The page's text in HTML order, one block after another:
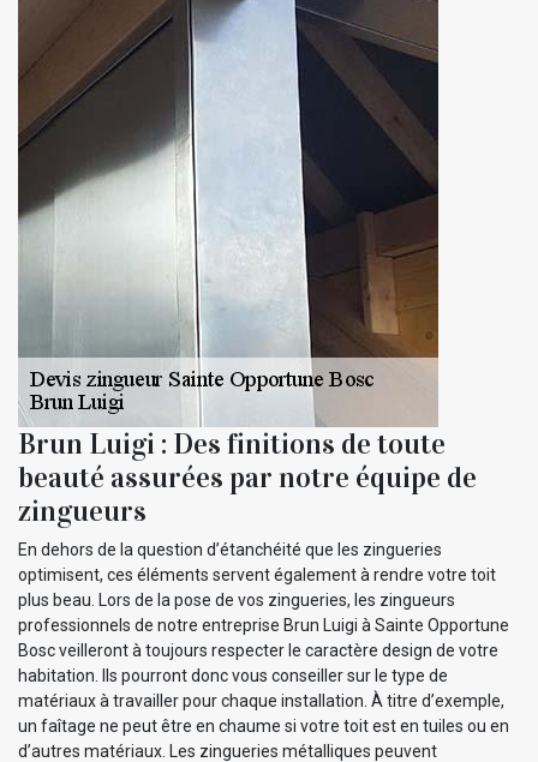
Brun Luigi : Des finitions de toute
beauté assurées par notre équipe de
zingueurs
En dehors de la question d’étanchéité que les zingueries
optimisent, ces éléments servent également à rendre votre toit
plus beau. Lors de la pose de vos zingueries, les zingueurs
professionnels de notre entreprise Brun Luigi à Sainte Opportune
Bosc veilleront à toujours respecter le caractère design de votre
habitation. Ils pourront donc vous conseiller sur le type de
matériaux à travailler pour chaque installation. À titre d’exemple,
un faîtage ne peut être en chaume si votre toit est en tuiles ou en
d’autres matériaux. Les zingueries métalliques peuvent